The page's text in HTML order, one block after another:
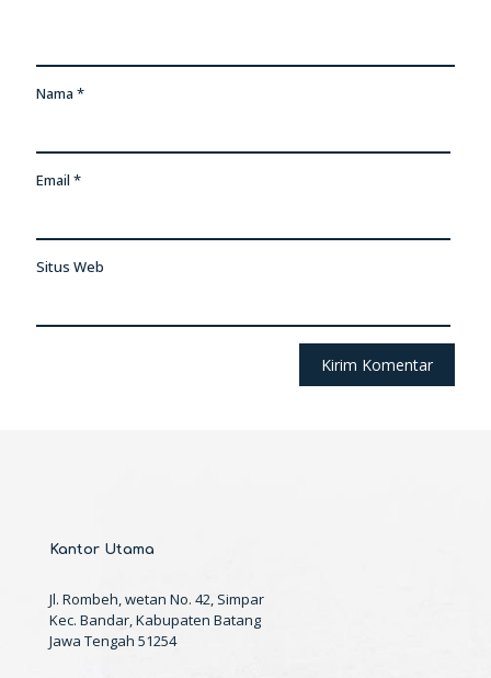
Nama *
Email *
Situs Web
Kantor Utama
Jl. Rombeh, wetan No. 42, Simpar
Kec. Bandar, Kabupaten Batang
Jawa Tengah 51254